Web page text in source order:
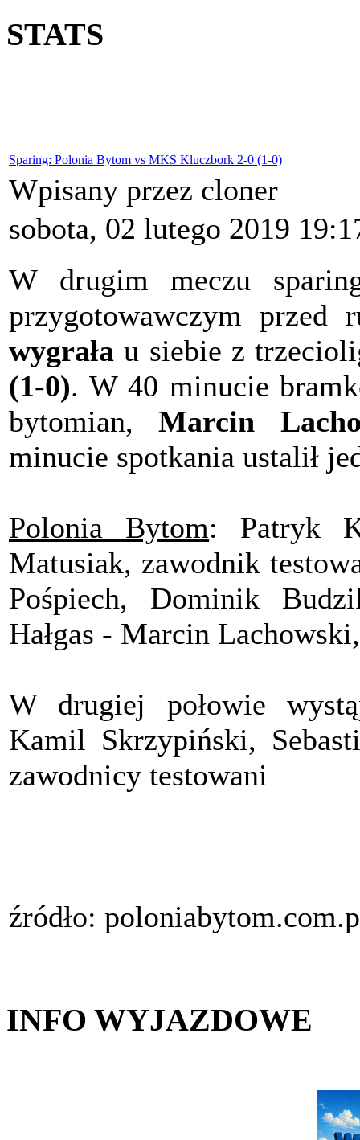
STATS
Sparing: Polonia Bytom vs MKS Kluczbork 2-0 (1-0)
Wpisany przez cloner
sobota, 02 lutego 2019
W drugim meczu
przygotowawczym przed
wygrała u siebie z
(1-0). W 40 minucie
bytomian,Marcin
minucie spotkania ustalił
Polonia Bytom: Patryk
Matusiak, zawodnik
Pośpiech, Dominik
Hałgas - Marcin
W drugiej połowie
Kamil Skrzypiński,
zawodnicy testowani
źródło:
INFO WYJAZDOWE